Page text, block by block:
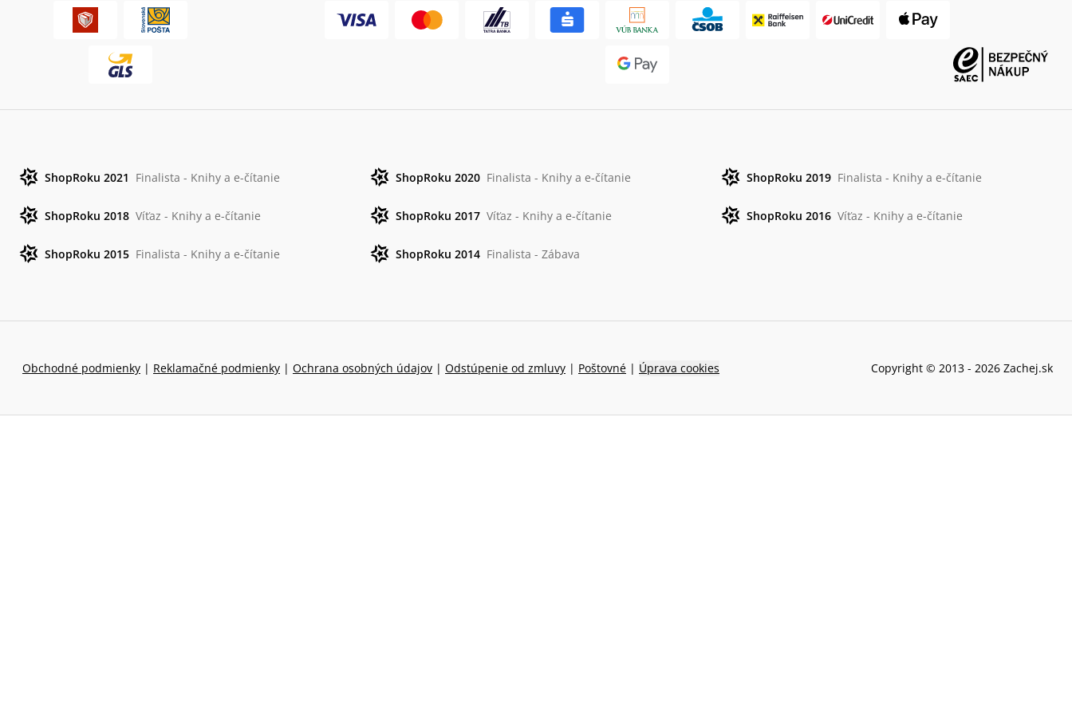
ShopRoku 2021 Finalista - Knihy a e-čítanie ShopRoku 2020 Finalista - Knihy a e-čítanie ShopRoku 2019 Finalista - Knihy a e-čítanie
ShopRoku 2018 Víťaz - Knihy a e-čítanie ShopRoku 2017 Víťaz - Knihy a e-čítanie ShopRoku 2016 Víťaz - Knihy a e-čítanie
ShopRoku 2015 Finalista - Knihy a e-čítanie ShopRoku 2014 Finalista - Zábava
Obchodné podmienky | Reklamačné podmienky | Ochrana osobných údajov | Odstúpenie od zmluvy | Poštovné | Úprava cookies Copyright © 2013 - 2026 Zachej.sk